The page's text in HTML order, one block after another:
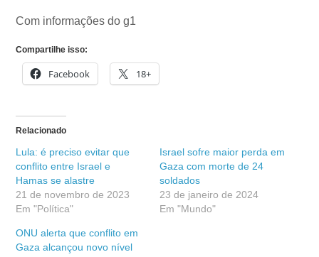
Com informações do g1
Compartilhe isso:
Facebook 18+
Relacionado
Lula: é preciso evitar que
conflito entre Israel e
Hamas se alastre
21 de novembro de 2023
Em "Política"
Israel sofre maior perda em
Gaza com morte de 24
soldados
23 de janeiro de 2024
Em "Mundo"
ONU alerta que conflito em
Gaza alcançou novo nível